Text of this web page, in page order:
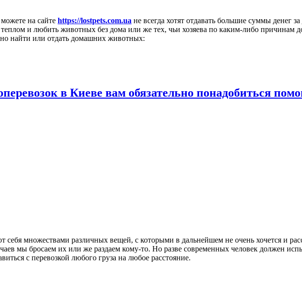
на сайте https://lostpets.com.ua не всегда хотят отдавать большие суммы денег
теплом и любить животных без дома или же тех, чьи хозяева по каким-либо
найти или отдать домашних животных:
в Киеве вам обязательно понадобиться
множествами различных вещей, с которыми в дальнейшем не очень хочется и
мы бросаем их или же раздаем кому-то. Но разве современных человек должен
с перевозкой любого груза на любое расстояние.